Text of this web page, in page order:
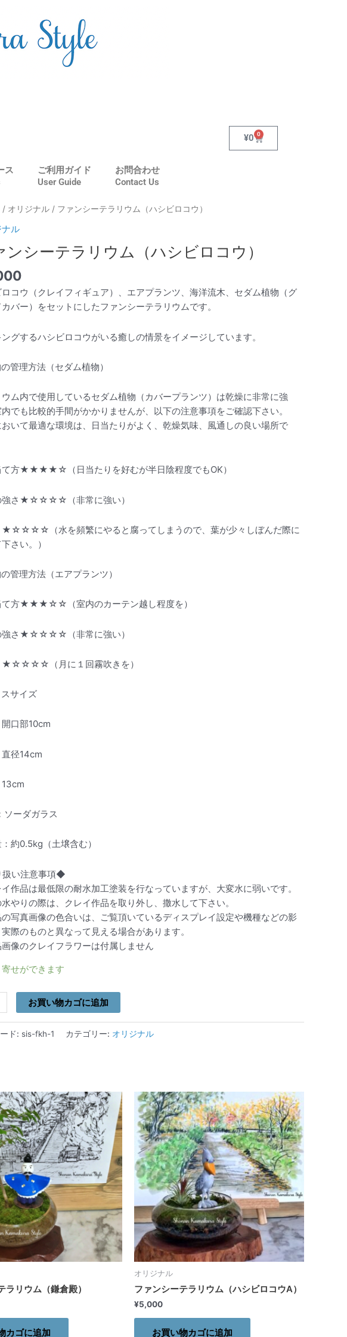
¥0 0
Cart
ス
ご利用ガイド
User Guide
お問合わせ
Contact Us
/ オリジナル / ファンシーテラリウム（ハシビロコウ）
ル
ンシーテラリウム（ハシビロコウ）
コウ（クレイフィギュア）、エアプランツ、海洋流木、セダム植物（グ
バー）をセットにしたファンシーテラリウムです。
グするハシビロコウがいる癒しの情景をイメージしています。
管理方法（セダム植物）
ム内で使用しているセダム植物（カバープランツ）は乾燥に非常に強
内でも比較的手間がかかりませんが、以下の注意事項をご確認下さい。
いて最適な環境は、日当たりがよく、乾燥気味、風通しの良い場所で
て方★★★★☆（日当たりを好むが半日陰程度でもOK）
強さ★☆☆☆☆（非常に強い）
★☆☆☆☆（水を頻繁にやると腐ってしまうので、葉が少々しぼんだ際に
さい。）
管理方法（エアプランツ）
て方★★★☆☆（室内のカーテン越し程度を）
強さ★☆☆☆☆（非常に強い）
★☆☆☆☆（月に１回霧吹きを）
サイズ
口部10cm
径14cm
ソーダガラス
約0.5kg（土壌含む）
い注意事項◆
イ作品は最低限の耐水加工塗装を行なっていますが、大変水に弱いです。
やりの際は、クレイ作品を取り外し、撒水して下さい。
の写真画像の色合いは、ご覧頂いているディスプレイ設定や機種などの影
際のものと異なって見える場合があります。
画像のクレイフラワーは付属しません
せができます
お買い物カゴに追加
ド: sis-fkh-1 カテゴリー: オリジナル
ラリウム（鎌倉殿）
カゴに追加
オリジナル
ファンシーテラリウム（ハシビロコウA）
¥5,000
お買い物カゴに追加